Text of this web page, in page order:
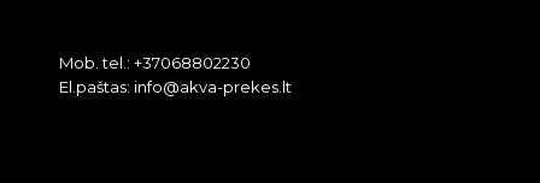
Mob. tel.: +37068802230
El.paštas: info@akva-prekes.lt